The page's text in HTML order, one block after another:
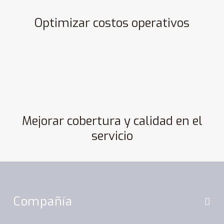
Optimizar costos operativos
Mejorar cobertura y calidad en el
servicio
Compañía